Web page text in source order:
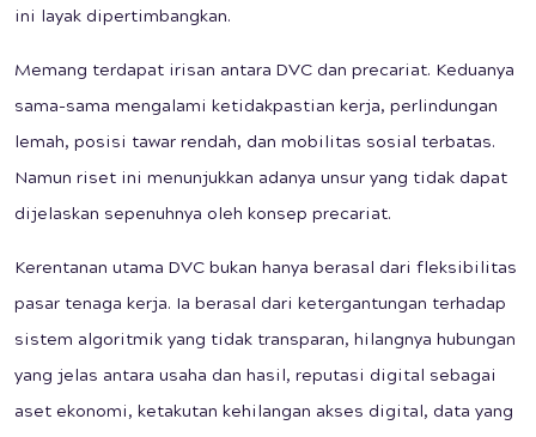
ini layak dipertimbangkan.
Memang terdapat irisan antara DVC dan precariat. Keduanya
sama-sama mengalami ketidakpastian kerja, perlindungan
lemah, posisi tawar rendah, dan mobilitas sosial terbatas.
Namun riset ini menunjukkan adanya unsur yang tidak dapat
dijelaskan sepenuhnya oleh konsep precariat.
Kerentanan utama DVC bukan hanya berasal dari fleksibilitas
pasar tenaga kerja. Ia berasal dari ketergantungan terhadap
sistem algoritmik yang tidak transparan, hilangnya hubungan
yang jelas antara usaha dan hasil, reputasi digital sebagai
aset ekonomi, ketakutan kehilangan akses digital, data yang